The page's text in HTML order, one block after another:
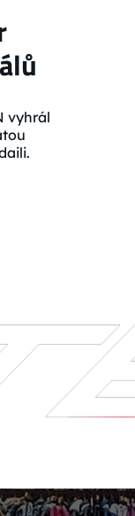
vyhrál